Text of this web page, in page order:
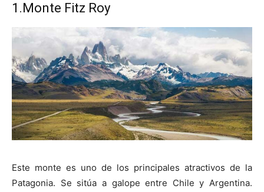
1.Monte Fitz Roy
Este monte es uno de los principales atractivos de la
Patagonia. Se sitúa a galope entre Chile y Argentina.